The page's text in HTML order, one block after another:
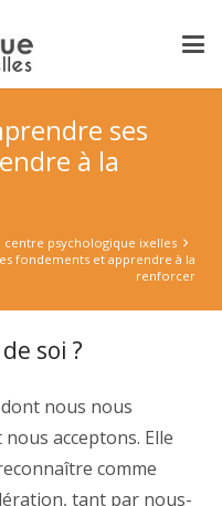
ses
à la
centre psychologique ixelles
fondements et apprendre à la
renforcer
soi ?
dont nous nous
acceptons. Elle
comme
tant par nous-